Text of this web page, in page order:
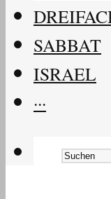
SABBAT
ISRAEL
···